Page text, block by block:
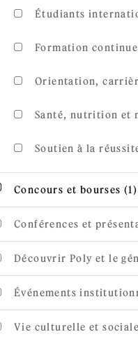
Étudiants
Formation
Orientation,
Santé, nutrition et
Soutien à la
Apply Concours et
Concours et bourses (1)
Conférences et
Découvrir Poly et le
Événements
Vie culturelle et